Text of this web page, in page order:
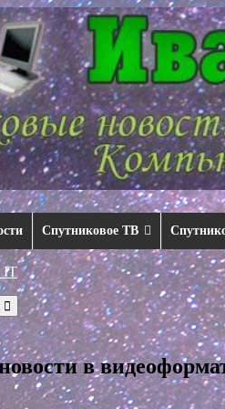
Спутниковое ТВ
IT
в